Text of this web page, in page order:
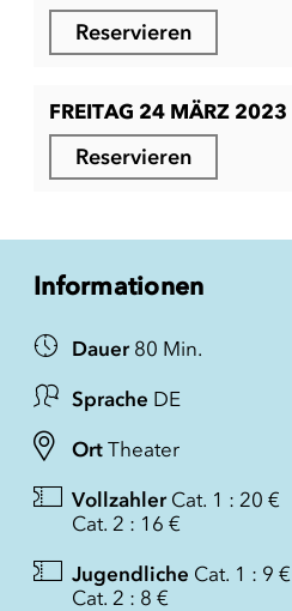
Reservieren
FREITAG 24 MÄRZ 2023
Reservieren
Informationen
Dauer 80 Min.
Sprache DE
Ort Theater
Vollzahler Cat. 1 : 20 €
Cat. 2 : 16 €
Jugendliche Cat. 1 : 9 €
Cat. 2 : 8 €